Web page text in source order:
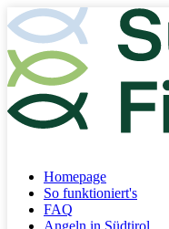
Homepage
So funktioniert's
FAQ
Angeln in Südtirol